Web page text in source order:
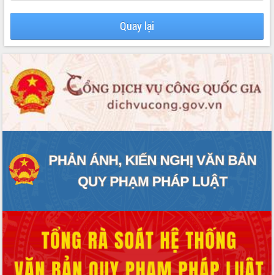
UBND CÁC XÃ, PHƯỜNG
THÔNG TIN CHỈ ĐẠO ĐIỀU HÀNH
VĂN BẢN HĐND TỈNH
ĐIỂM TIN VĂN BẢN
Quay lại